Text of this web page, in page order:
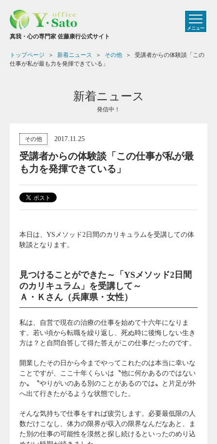
真我・心の専門家 佐藤康行公式サイト
メニュー
トップページ 新着ニュース その他
受講者からの体験談「この
仕事が私が最も力を発揮できている」
新着ニュース
発信中！
その他 2017.11.25
受講者からの体験談「この仕事が私が最
も力を発揮できている」
本日は、YSメソッド2日間のカリキュラムを受講しての体
験談となります。
見つけることができた～「YSメソッド2日間
のカリキュラム」を受講して～
Ａ・Ｋさん（兵庫県・女性）
私は、自営で現在の治療の仕事を始めて十六年になりま
す。若い頃から転職を繰り返し、死ぬ時に後悔しない生き
方は？と自問自答して得た答えがこの仕事だったのです。
開業したその日から今までやってこれたのは本当に幸いな
ことですが、ここ十年くらいは〝他に何かあるのではない
か〟〝やりがいのある別のことがあるのでは〟と片足が外
へ出て行きたがるような状態でした。
そんな気持ちで仕事をすれば疲労します。必要最低限の人
数だけこなし、体力の限界が収入の限界なんだなあと、ま
た別の仕事の可能性を漠然と探し続けるといったのめり込